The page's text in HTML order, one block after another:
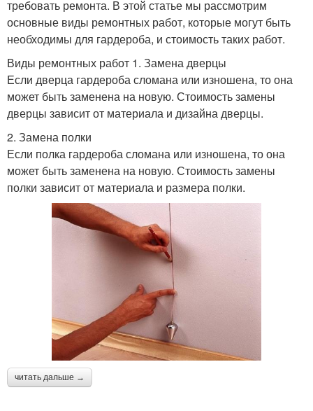
требовать ремонта. В этой статье мы рассмотрим
основные виды ремонтных работ, которые могут быть
необходимы для гардероба, и стоимость таких работ.
Виды ремонтных работ 1. Замена дверцы
Если дверца гардероба сломана или изношена, то она
может быть заменена на новую. Стоимость замены
дверцы зависит от материала и дизайна дверцы.
2. Замена полки
Если полка гардероба сломана или изношена, то она
может быть заменена на новую. Стоимость замены
полки зависит от материала и размера полки.
читать дальше →